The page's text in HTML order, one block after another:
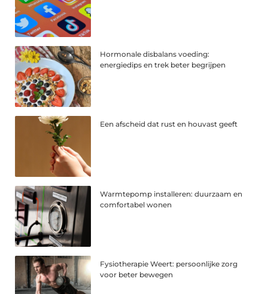
Hormonale disbalans voeding:
energiedips en trek beter begrijpen
Een afscheid dat rust en houvast geeft
Warmtepomp installeren: duurzaam en
comfortabel wonen
Fysiotherapie Weert: persoonlijke zorg
voor beter bewegen